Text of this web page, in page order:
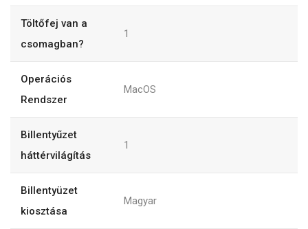
Töltőfej van a
csomagban?
1
Operációs
Rendszer
MacOS
Billentyűzet
háttérvilágítás
1
Billentyüzet
kiosztása
Magyar